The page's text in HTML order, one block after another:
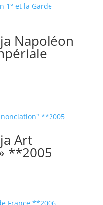
Napoléon
Art
**2005